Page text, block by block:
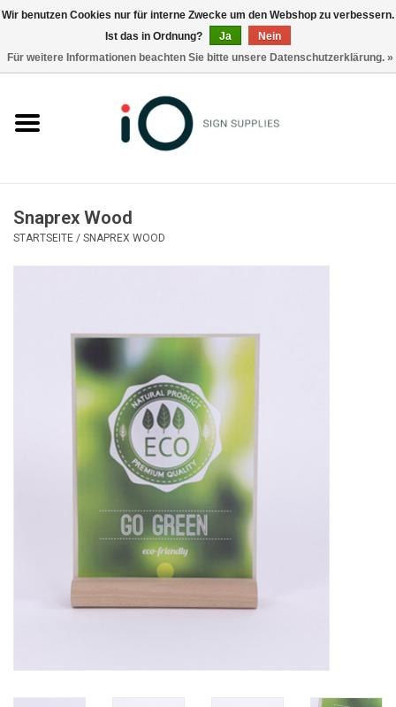
Marken
Rufen Sie uns an +32 3 353 67 63
Snaprex Wood
STARTSEITE / SNAPREX WOOD
Wir benutzen Cookies nur für interne Zwecke um den Webshop zu verbessern.
Ist das in Ordnung?
Ja
Nein
Für weitere Informationen beachten Sie bitte unsere Datenschutzerklärung. »